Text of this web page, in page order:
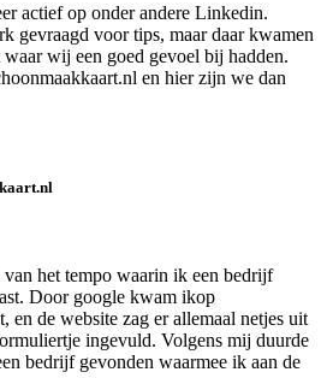
actief op onder andere Linkedin.
gevraagd voor tips, maar daar kwamen
wij een goed gevoel bij hadden.
en hier zijn we dan
het tempo waarin ik een bedrijf
Door google kwam ikop
en de website zag er allemaal netjes uit
ingevuld. Volgens mij duurde
bedrijf gevonden waarmee ik aan de